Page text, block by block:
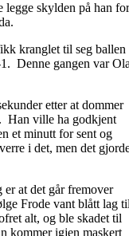
legge skylden på han for
kranglet til seg ballen
Denne gangen var
etter at dommer
Han ville ha godkjent
et minutt for sent og
i det, men det
at det går fremover
Frode vant blått lag
alt, og ble skadet til
kommer igjen maskert